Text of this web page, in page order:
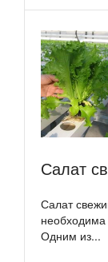
Салат
Салат
необходима
Одним из...